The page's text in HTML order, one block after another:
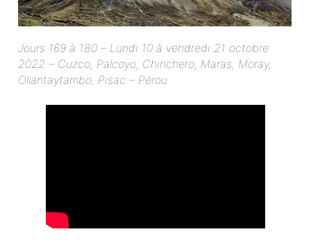
Jours 169 à 180 – Lundi 10 à vendredi 21 octobre
2022 – Cuzco, Palcoyo, Chinchero, Maras, Moray,
Ollantaytambo, Pisac – Pérou